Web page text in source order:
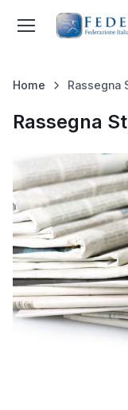
Home Rassegna
Rassegna